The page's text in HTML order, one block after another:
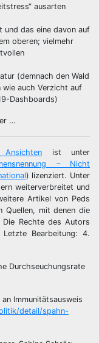
ausarten
und das eine davon auf
oberen; vielmehr
(demnach den Wald
wie auch Verzicht auf
Dashboards)
…
ist unter
– Nicht
) lizenziert. Unter
weiterverbreitet und
Artikel von Peds
Quellen, mit denen die
Rechte des Autors
Bearbeitung: 4.
Durchseuchungsrate
Immunitätsausweis
detail/spahn-